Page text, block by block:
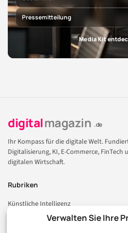
Verwalten Sie Ihre
Pressemitteilung
Media Kit
digitalmagazin .de
Ihr Kompass für die digitale Welt.
Digitalisierung, KI, E-Commerce, FinTech
digitalen Wirtschaft.
Rubriken
Künstliche Intelligenz
Technologie & IT